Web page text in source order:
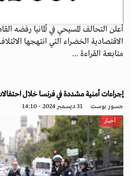
أعلن التحالف المسيحي في ألمانيا رفضه
الاقتصادية الخضراء التي انتهجها
متابعة القراءة ...
إجراءات أمنية مشددة في فرنسا خلال
جسور بوست 31 ديسمبر 2024 - 14:10
أخبار